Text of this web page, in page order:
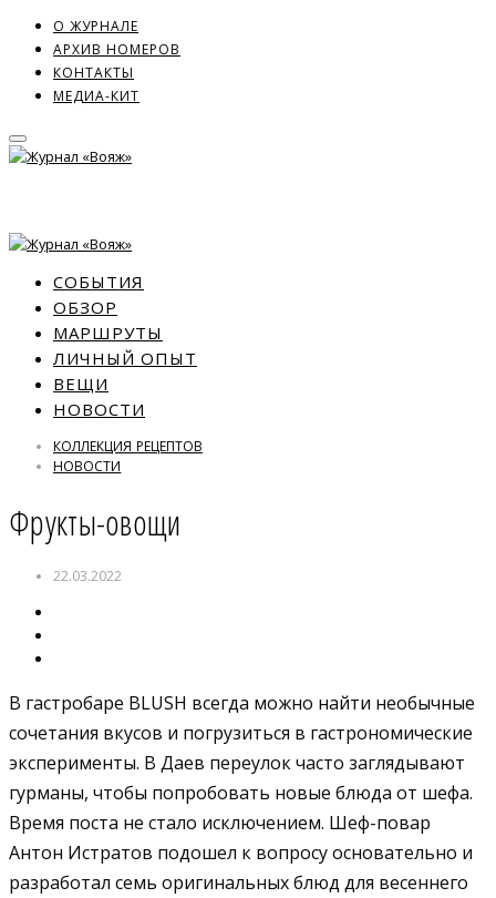
О ЖУРНАЛЕ
АРХИВ НОМЕРОВ
КОНТАКТЫ
МЕДИА-КИТ
СОБЫТИЯ
ОБЗОР
МАРШРУТЫ
ЛИЧНЫЙ ОПЫТ
ВЕЩИ
НОВОСТИ
КОЛЛЕКЦИЯ РЕЦЕПТОВ
НОВОСТИ
Фрукты-овощи
22.03.2022
В гастробаре BLUSH всегда можно найти необычные
сочетания вкусов и погрузиться в гастрономические
эксперименты. В Даев переулок часто заглядывают
гурманы, чтобы попробовать новые блюда от шефа.
Время поста не стало исключением. Шеф-повар
Антон Истратов подошел к вопросу основательно и
разработал семь оригинальных блюд для весеннего